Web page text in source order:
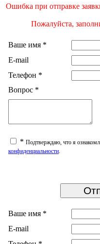
Ошибка при отправке
Пожалуйста,
Ваше имя *
E-mail
Телефон *
Вопрос *
* Подтверждаю, что я
конфиденциальности.
Ваше имя *
E-mail